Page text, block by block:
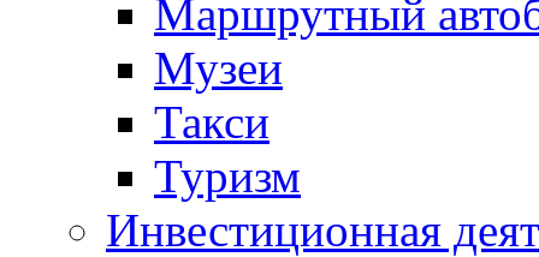
Маршрутный
Музеи
Такси
Туризм
Инвестиционная